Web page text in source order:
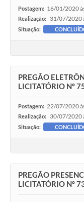
Postagem: 16/01/2020
Realização: 31/07/2020
Situação:
PREGÃO
LICITATÓRIO Nº
Postagem: 22/07/2020
Realização: 30/07/2020
Situação:
PREGÃO
LICITATÓRIO Nº